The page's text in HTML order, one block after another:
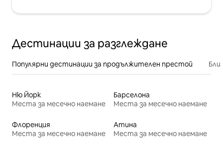
Дестинации за разглеждане
Популярни дестинации за продължителен престой
Ню Йорк
Места за месечно наемане
Барселона
Места за месечно наемане
Флоренция
Места за месечно наемане
Атина
Места за месечно наемане